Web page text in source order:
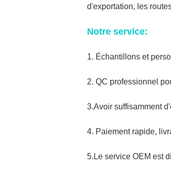
d'exportation, les
Notre service:
1. Échantillons et
2. QC professionnel
3.Avoir suffisamment
4. Paiement rapide,
5.Le service OEM est